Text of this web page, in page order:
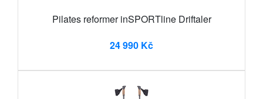
Pilates reformer inSPORTline Driftaler
24 990 Kč